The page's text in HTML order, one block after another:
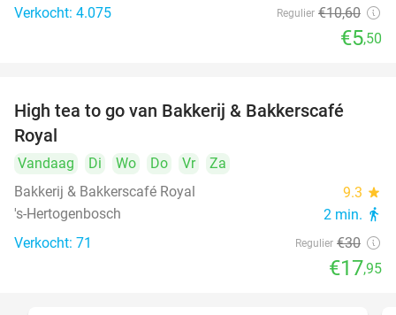
Verkocht: 4.075 Regulier €10,60
€5,50
40%
High tea to go van Bakkerij & Bakkerscafé
Royal
Vandaag Di Wo Do Vr
Za
Bakkerij & Bakkerscafé Royal
9.3 star
's-Hertogenbosch 2 min. directions_walk
Verkocht: 71 Regulier €30
€17,95